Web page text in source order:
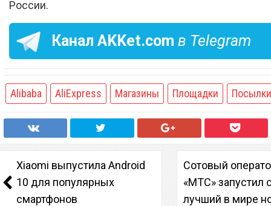
России.
Канал AKKet.com в Telegram
Alibaba AliExpress Магазины Площадки Посылки
Xiaomi выпустила Android
10 для популярных
смартфонов
Сотовый
«МТС» запустил
лучший в мире